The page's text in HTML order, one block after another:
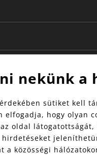
nekünk a
sütiket kell
elfogadja, hogy olyan
oldal látogatottságát,
a közösségi